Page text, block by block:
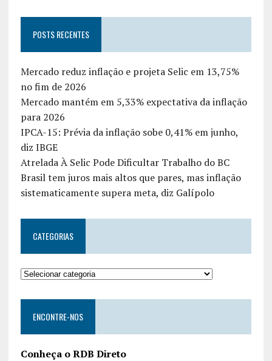
POSTS RECENTES
Mercado reduz inflação e projeta Selic em 13,75%
no fim de 2026
Mercado mantém em 5,33% expectativa da inflação
para 2026
IPCA-15: Prévia da inflação sobe 0,41% em junho,
diz IBGE
Atrelada À Selic Pode Dificultar Trabalho do BC
Brasil tem juros mais altos que pares, mas inflação
sistematicamente supera meta, diz Galípolo
CATEGORIAS
ENCONTRE-NOS
Conheça o RDB Direto